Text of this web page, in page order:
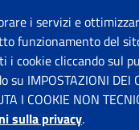
i servizi e
funzionamento del
cookie cliccando sul
IMPOSTAZIONI
I COOKIE NON
sulla privacy.